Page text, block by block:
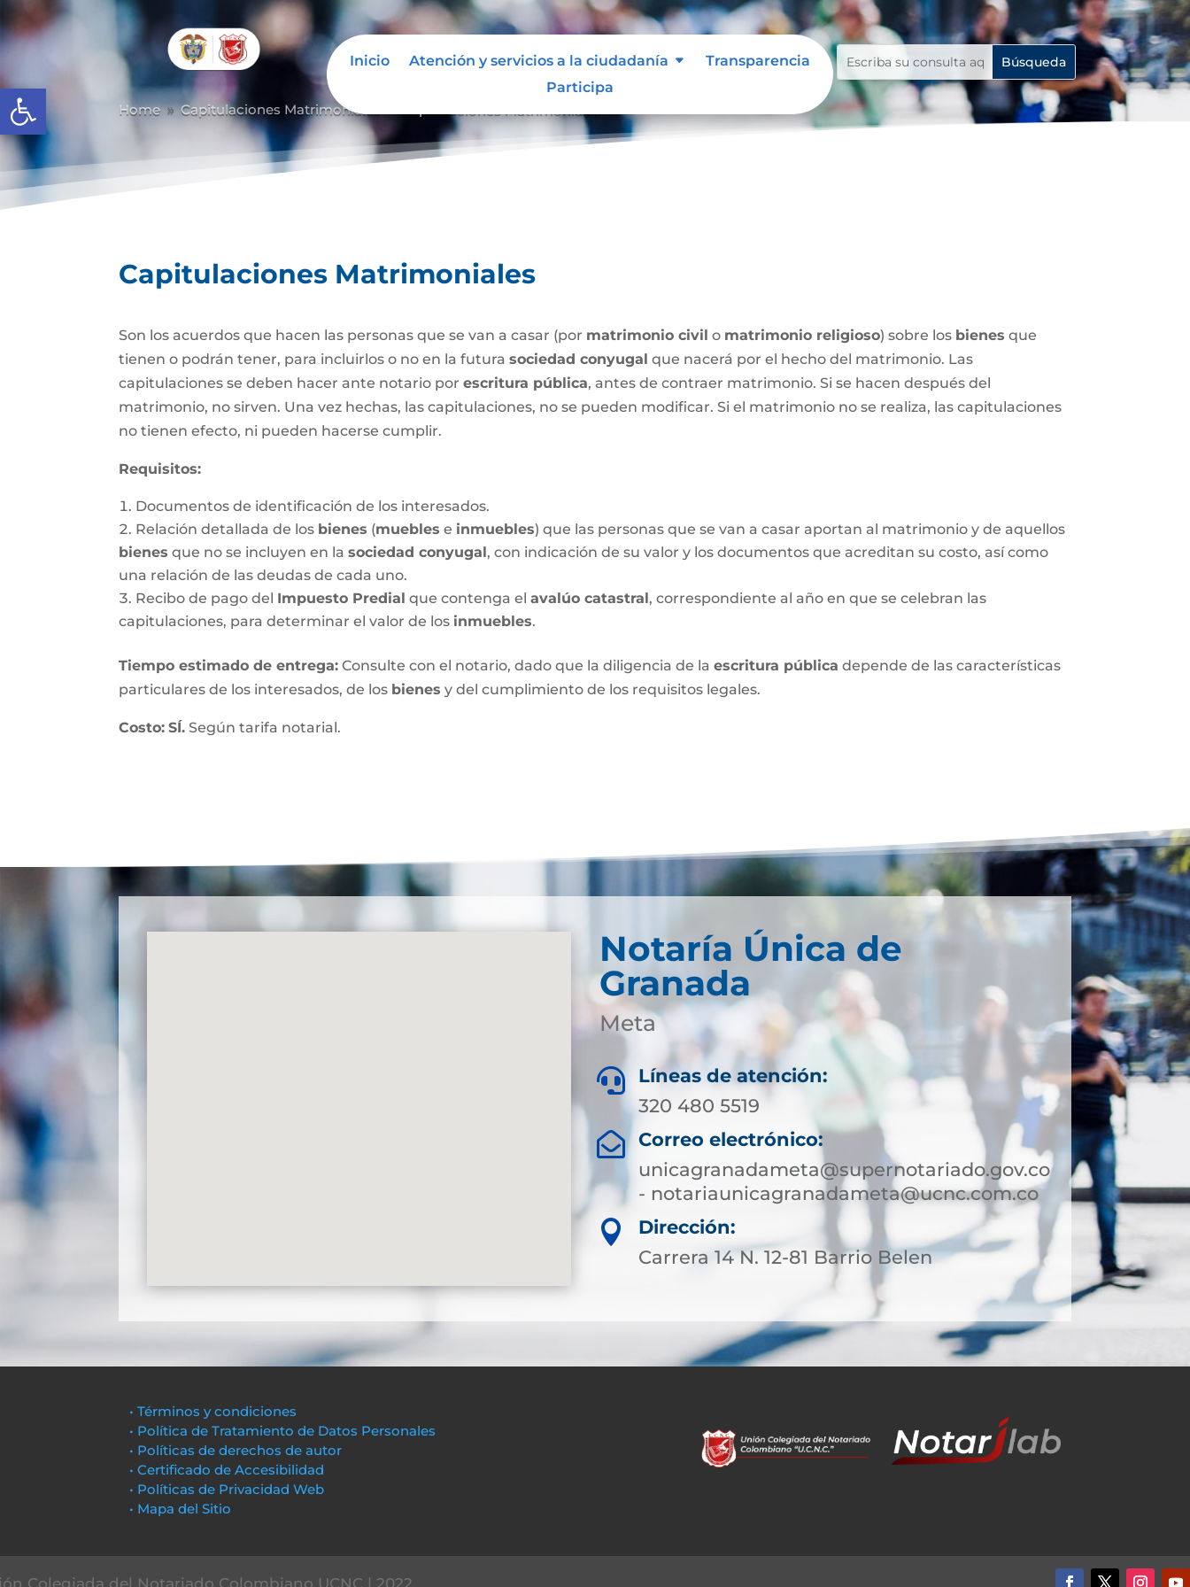
Abrir barra de herramientas
Inicio Atención y servicios a la ciudadanía
Transparencia
Participa
Home 9 Capitulaciones Matrimoniales
Capitulaciones Matrimoniales
Son los acuerdos que hacen las personas que se van a casar (por matrimonio civil o matrimonio religioso) sobre los bienes que
tienen o podrán tener, para incluirlos o no en la futurasociedad conyugal que nacerá por el hecho del matrimonio. Las
capitulaciones se deben hacer ante notario porescritura pública, antes de contraer matrimonio. Si se hacen después del
matrimonio, no sirven. Una vez hechas, las capitulaciones, no se pueden modificar. Si el matrimonio no se realiza, las capitulaciones
no tienen efecto, ni pueden hacerse cumplir.
Requisitos:
Documentos de identificación de los interesados.
Relación detallada de los bienes (muebles e inmuebles) que las personas que se van a casar aportan al matrimonio y de aquellos
bienes que no se incluyen en lasociedad conyugal, con indicación de su valor y los documentos que acreditan su costo, así como
una relación de las deudas de cada uno.
Recibo de pago del Impuesto Predial que contenga elavalúo catastral, correspondiente al año en que se celebran las
capitulaciones, para determinar el valor de los inmuebles.
Tiempo estimado de entrega: Consulte con el notario, dado que la diligencia de laescritura pública depende de las características
particulares de los interesados, de los bienes y del cumplimiento de los requisitos legales.
Costo: SÍ. Según tarifa notarial.
Notaría Única de
Granada
Meta

Líneas de atención:
320 480 5519

Correo electrónico:
unicagranadameta@supernotariado.gov.co
- notariaunicagranadameta@ucnc.com.co

Dirección:
Carrera 14 N. 12-81 Barrio Belen
• Términos y condiciones
• Política de Tratamiento de Datos Personales
• Políticas de derechos de autor
• Certificado de Accesibilidad
• Políticas de Privacidad Web
• Mapa del Sitio
Colegiada del Notariado Colombiano UCNC | 2022